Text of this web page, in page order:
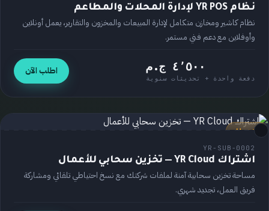
نظام YR POS لإدارة المحلات والمطاعم
نظام كاشير ومخازن متكامل لإدارة المبيعات والمخزون والتقارير، يعمل أونلاين
وأوفلاين مع دعم فني مستمر.
٤٬٥٠٠ ج.م
دفعة واحدة + تحديثات سنوية
اطلب الآن
اشتراك
YR-SUB-0002
اشتراك YR Cloud — تخزين سحابي للأعمال
مساحة تخزين سحابية آمنة لملفات شركتك مع نسخ احتياطي تلقائي ومشاركة
فريق العمل، تجديد شهري.